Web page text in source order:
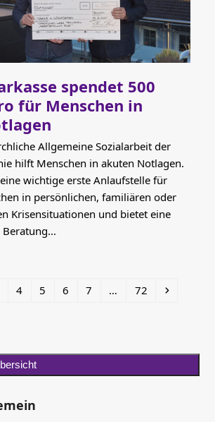
spendet 500
für Menschen in
Allgemeine Sozialarbeit der
hilft Menschen in akuten Notlagen.
wichtige erste Anlaufstelle für
in persönlichen, familiären oder
Krisensituationen und bietet eine
Beratung…
Seite
4 Seite
5 Seite
6 Seite
7 … Seite
72 Vorwärts